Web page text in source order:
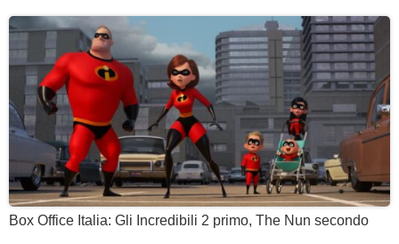
Box Office Italia: Gli Incredibili 2 primo, The Nun secondo